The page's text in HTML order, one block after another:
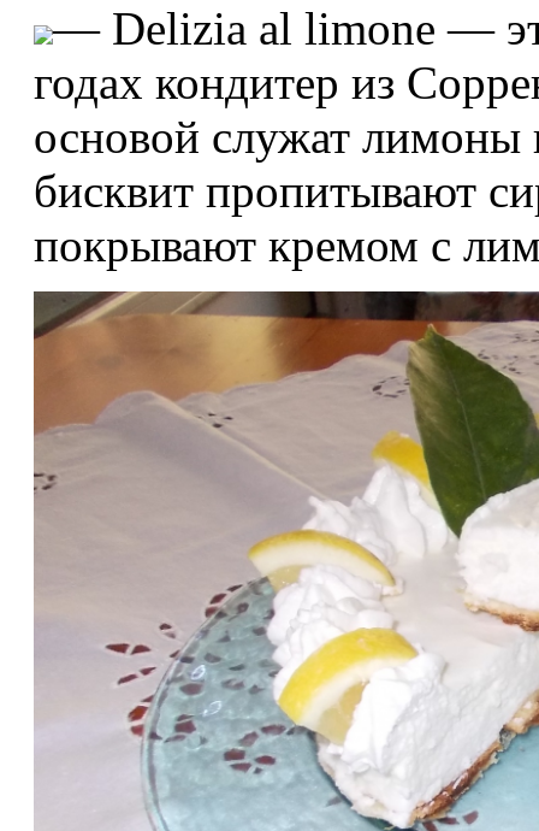
— Delizia al limone —
годах кондитер из
основой служат
бисквит пропитывают
покрывают кремом с